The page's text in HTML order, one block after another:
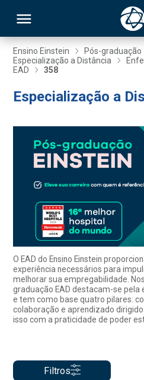
Ensino Einstein Pós-graduação
Especialização a Distância
EAD
358
Especialização a
O EAD do Ensino Einstein
experiência necessários para
melhorar sua empregabilidade.
graduação EAD destacam-se pela
e tem como base quatro pilares:
colaboração e aprendizado
isso com a praticidade de poder
Filtros